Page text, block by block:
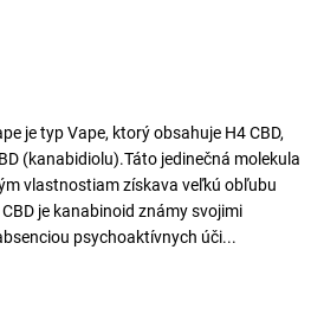
je typ Vape, ktorý obsahuje H4 CBD,
(kanabidiolu).Táto jedinečná molekula
vlastnostiam získava veľkú obľubu
je kanabinoid známy svojimi
psychoaktívnych úči...